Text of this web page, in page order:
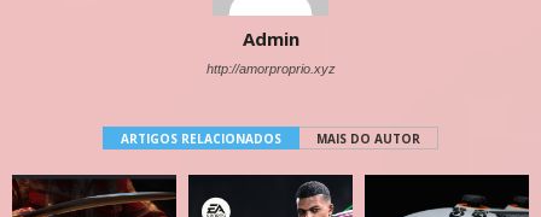
Admin
http://amorproprio.xyz
ARTIGOS RELACIONADOS MAIS DO AUTOR